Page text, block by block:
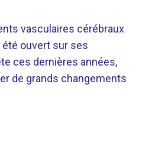
vasculaires cérébraux
été ouvert sur ses
ces dernières années,
de grands changements